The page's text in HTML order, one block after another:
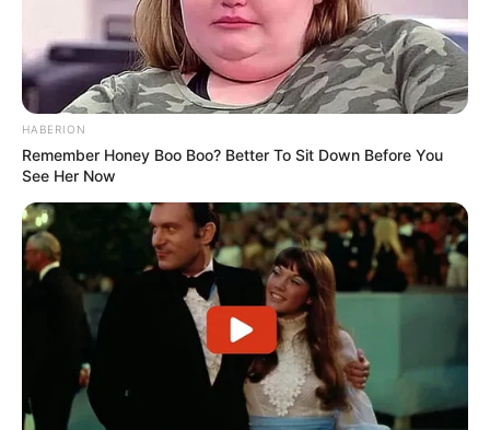
HABERION
Remember Honey Boo Boo? Better To Sit Down Before You
See Her Now